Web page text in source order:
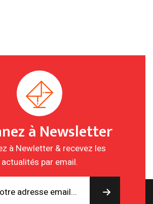
à Newsletter
à Newletter & recevez les
actualités par email.